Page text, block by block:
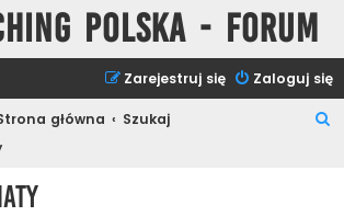
Polska - Forum
Zaloguj się
Zarejestruj się
główna
Szukaj